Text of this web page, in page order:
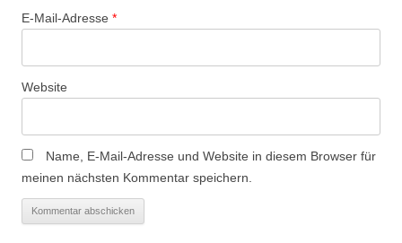
E-Mail-Adresse *
Website
Name, E-Mail-Adresse und Website in diesem Browser für
meinen nächsten Kommentar speichern.